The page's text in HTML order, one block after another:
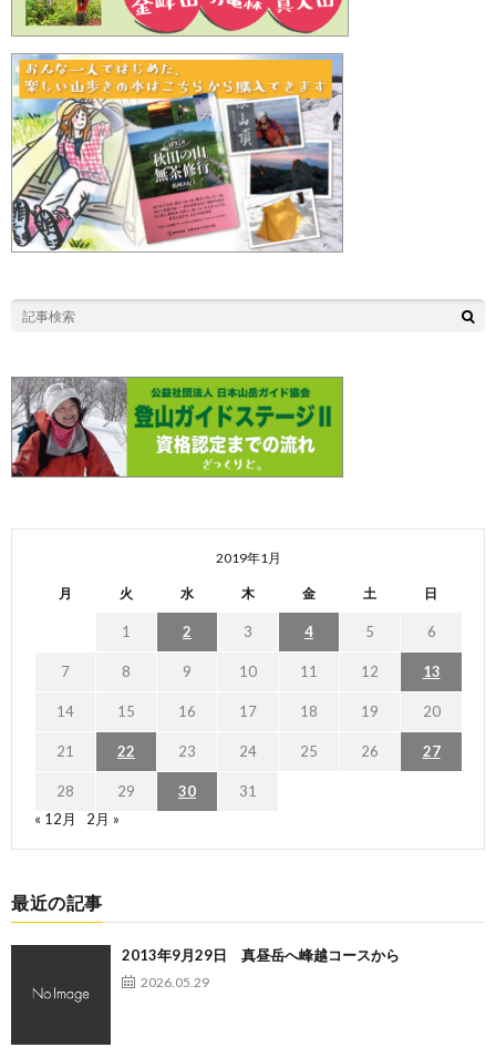
2019年1月
月 火 水 木 金 土 日
1 2 3 4 5 6
7 8 9 10 11 12 13
14 15 16 17 18 19 20
21 22 23 24 25 26 27
28 29 30
31
« 12月
2月 »
最近の記事
2013年9月29日 真昼岳へ峰越コースから
2026.05.29